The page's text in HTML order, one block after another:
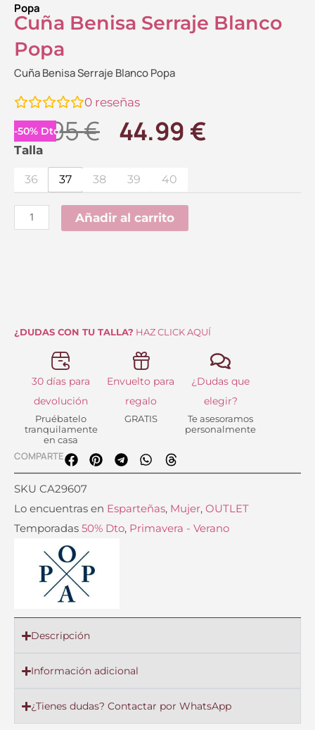
Popa
Cuña Benisa Serraje Blanco
Popa
Cuña Benisa Serraje Blanco Popa
0 reseñas
-50% Dto.
89.95€ El
original
era:
89.95 €.
44.99 €El
Talla
36 37 38 39 40
Cuña
Benisa
Serraje
Blanco
Popa
Añadir al carrito
¿DUDAS CON TU TALLA? HAZ CLICK AQUÍ
30 días para
devolución
Pruébatelo
tranquilamente
en casa
Envuelto para
regalo
GRATIS
¿Dudas que
elegir?
Te asesoramos
personalmente
COMPARTE
SKU CA29607
Lo encuentras en Esparteñas, Mujer, OUTLET
Temporadas 50% Dto, Primavera - Verano
Descripción
Información adicional
¿Tienes dudas? Contactar por WhatsApp